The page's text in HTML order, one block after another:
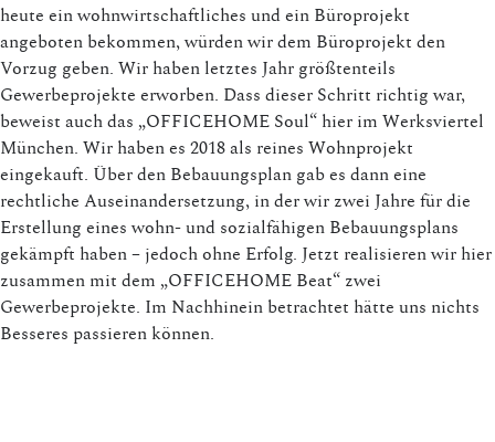
heute ein wohnwirtschaftliches und ein Büroprojekt
angeboten bekommen, würden wir dem Büroprojekt den
Vorzug geben. Wir haben letztes Jahr größtenteils
Gewerbeprojekte erworben. Dass dieser Schritt richtig war,
beweist auch das „OFFICEHOME Soul“ hier im Werksviertel
München. Wir haben es 2018 als reines Wohnprojekt
eingekauft. Über den Bebauungsplan gab es dann eine
rechtliche Auseinandersetzung, in der wir zwei Jahre für die
Erstellung eines wohn- und sozialfähigen Bebauungsplans
gekämpft haben – jedoch ohne Erfolg. Jetzt realisieren wir hier
zusammen mit dem „OFFICEHOME Beat“ zwei
Gewerbeprojekte. Im Nachhinein betrachtet hätte uns nichts
Besseres passieren können.